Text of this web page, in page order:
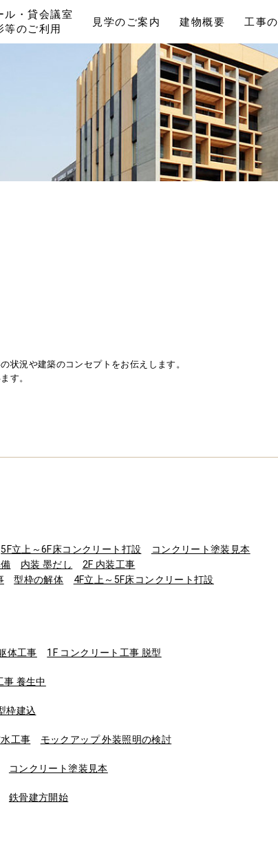
ル・貸会議室
等のご利用
見学のご案内 建物概要 工事
状況や建築のコンセプトをお伝えします。
す。
5F立上～6F床コンクリート打設
コンクリート塗装見本
内装 墨だし
2F 内装工事
型枠の解体
4F立上～5F床コンクリート打設
体工事 1F コンクリート工事 脱型
事 養生中
枠建込
工事 モックアップ 外装照明の検討
コンクリート塗装見本
鉄骨建方開始